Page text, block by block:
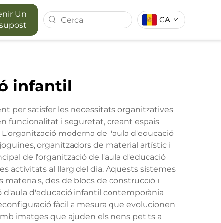
Un
CA
infantil
per satisfer les necessitats organitzatives
funcionalitat i seguretat, creant espais
moderna de l'aula d'educació
organitzadors de material artístic i
de l'organització de l'aula d'educació
activitats al llarg del dia. Aquests sistemes
des de blocs de construcció i
d'aula d'educació infantil contemporània
fàcil a mesura que evolucionen
imatges que ajuden els nens petits a